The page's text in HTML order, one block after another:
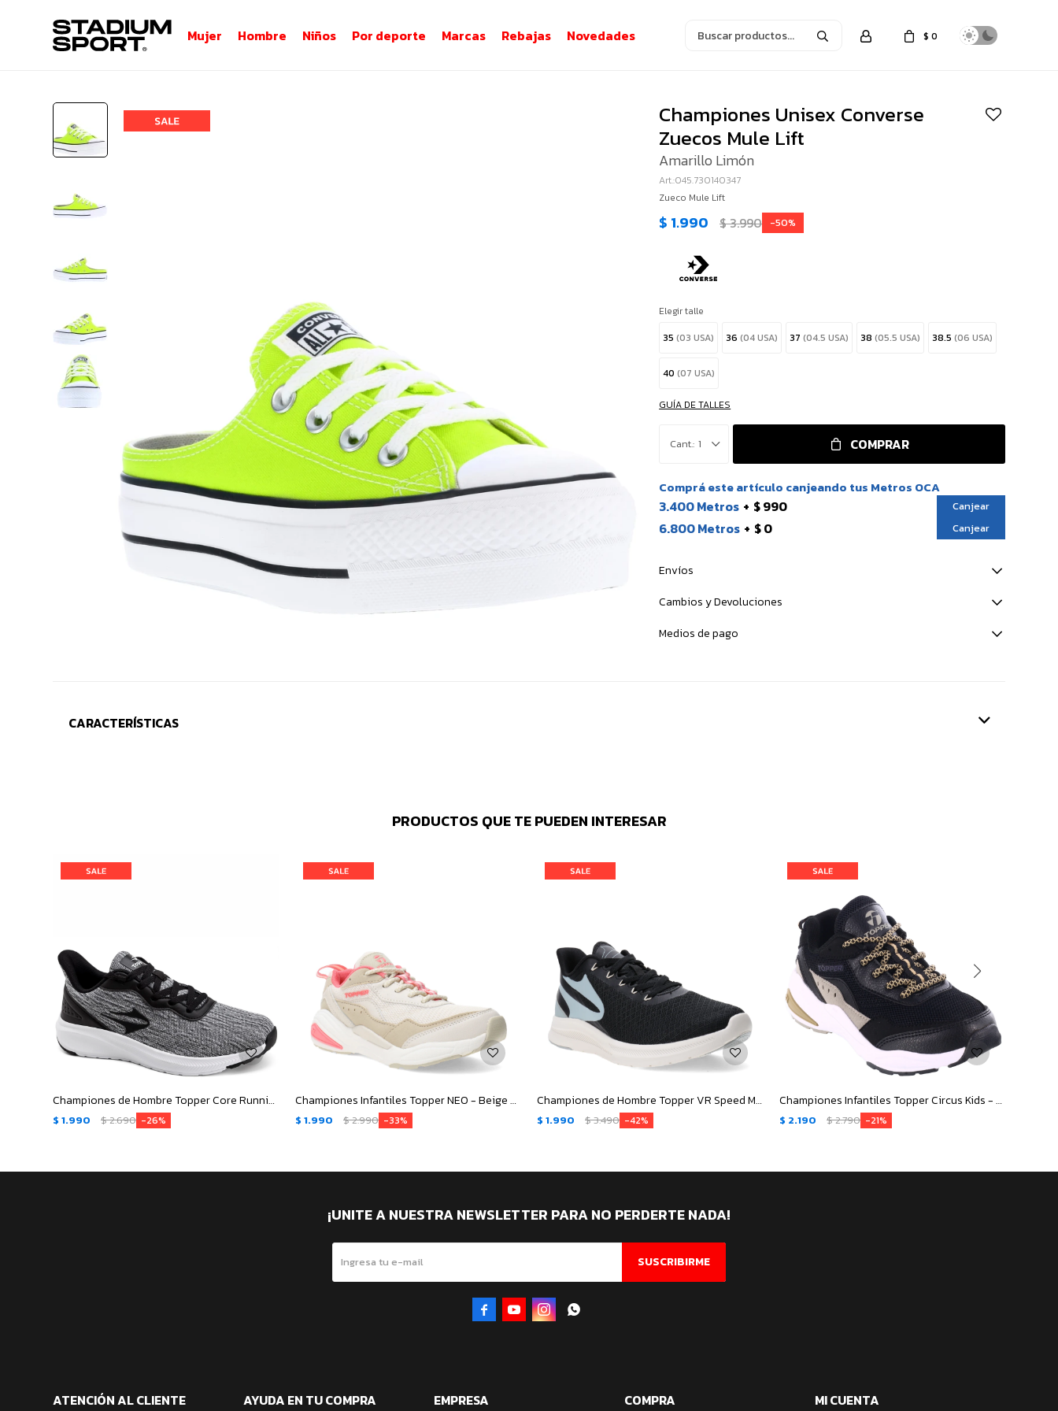
Mujer Hombre Niños Por deporte Marcas Rebajas Novedades $ 0
Championes Unisex Converse
Zuecos Mule Lift
Amarillo Limón
045.730140347
Zueco Mule Lift
$ 1.990 $3.990 50
Elegir talle
35(03 USA) 36(04 USA) 37(04.5 USA) 38(05.5 USA) 38.5(06 USA)
40(07 USA)
GUÍA DE TALLES
1 COMPRAR
Comprá este artículo canjeando tus Metros OCA
3.400 Metros $ 990 Canjear
6.800 Metros $ 0 Canjear
Envíos
Cambios y Devoluciones
Medios de pago
CARACTERÍSTICAS
PRODUCTOS QUE TE PUEDEN INTERESAR
Championes de Hombre Topper Core Running - Negro - Blanco
$ 1.990 $2.690 26
Championes Infantiles Topper NEO - Beige - Rosado Coral
$ 1.990 $2.990 33
Championes de Hombre Topper VR Speed Mns - Negro - Gris
$ 1.990 $3.490 42
Championes Infantiles Topper Circus Kids - Negro - Beige
$ 2.190 $2.790 21
ATENCIÓN AL CLIENTE AYUDA EN TU COMPRA EMPRESA COMPRA MI CUENTA
¡UNITE A NUESTRA NEWSLETTER PARA NO PERDERTE NADA!
SUSCRIBIRME
   